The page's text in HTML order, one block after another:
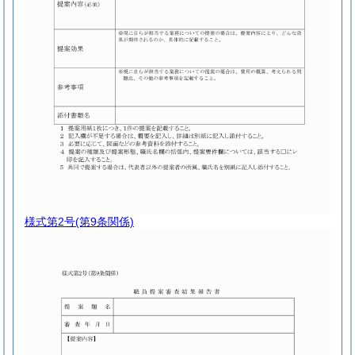
様式第2号(第9条関係)